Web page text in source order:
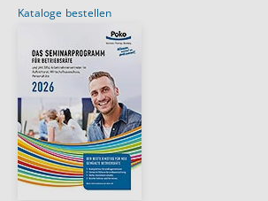
Kataloge bestellen